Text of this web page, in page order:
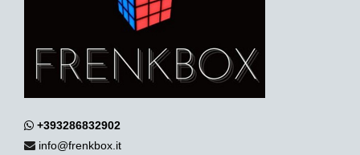
+393286832902
info@frenkbox.it